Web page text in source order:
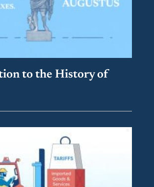
to the History of